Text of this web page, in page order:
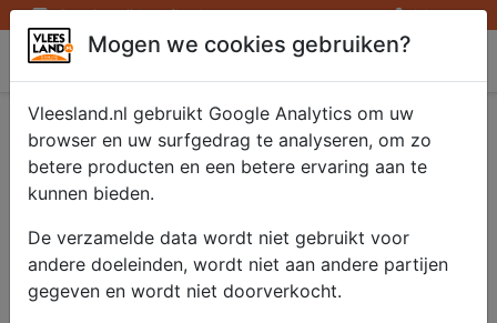
Openingstijden afhaalpunten Inloggen
Vleesland
Grainfed
Sukadesteak 4x160
gr.
Mogen we cookies gebruiken?
Vleesland.nl gebruikt Google Analytics om uw
browser en uw surfgedrag te analyseren, om zo
betere producten en een betere ervaring aan te
kunnen bieden.
De verzamelde data wordt niet gebruikt voor
andere doeleinden, wordt niet aan andere partijen
gegeven en wordt niet doorverkocht.